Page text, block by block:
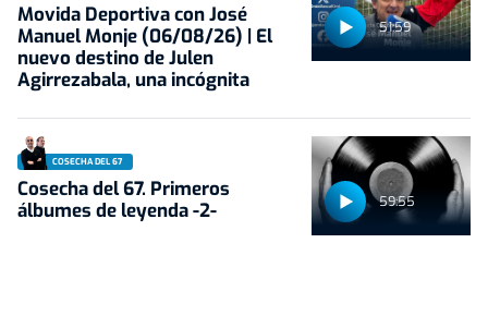
51:59
Movida Deportiva con José
Manuel Monje (06/08/26) | El
nuevo destino de Julen
Agirrezabala, una incógnita
59:55
COSECHA DEL 67
Cosecha del 67. Primeros
álbumes de leyenda -2-